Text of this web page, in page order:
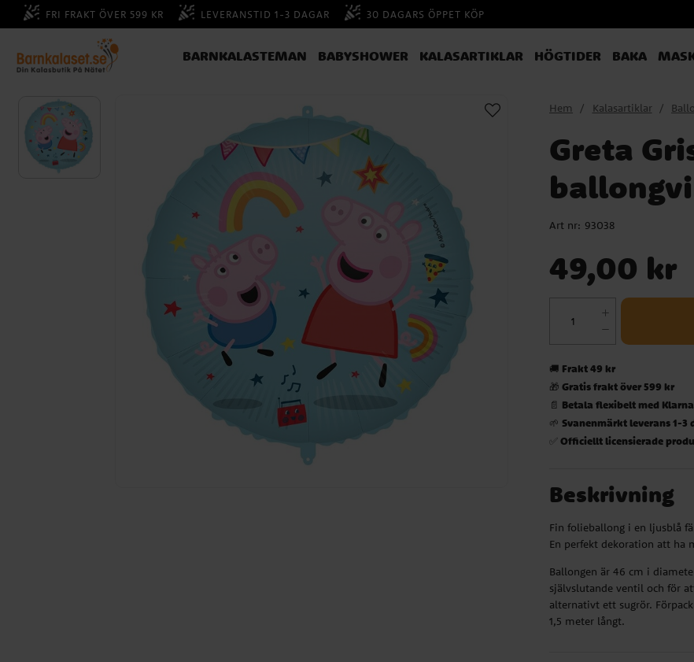
FRI FRAKT ÖVER 599 KR LEVERANSTID 1-3 DAGAR 30 DAGARS ÖPPET KÖP
BARNKALASTEMAN BABYSHOWER KALASARTIKLAR HÖGTIDER BAKA
Hem Kalasartiklar
Greta
Art nr: 93038
49,00 kr
🚚 Frakt 49 kr
🎁Gratis frakt över 599 kr
📄 Betala flexibelt med Klarna
🌱Svanenmärkt leverans 1-3
✅Officiellt licensierade
Beskrivning
Fin folieballong i en ljusblå
En perfekt dekoration att ha
Ballongen är 46 cm i
självslutande ventil och för
alternativt ett sugrör.
1,5 meter långt.